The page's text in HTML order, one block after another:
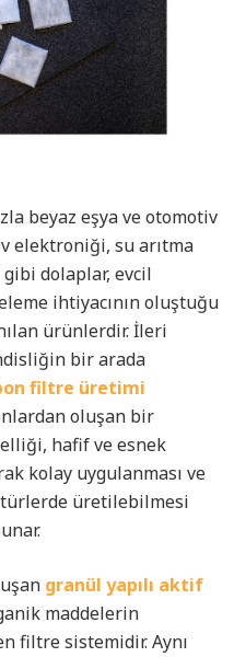
beyaz eşya ve otomotiv
elektroniği, su arıtma
dolaplar, evcil
ihtiyacının oluştuğu
ürünlerdir. İleri
bir arada
filtre üretimi
oluşan bir
hafif ve esnek
kolay uygulanması ve
türlerde üretilebilmesi
granül yapılı aktif
maddelerin
filtre sistemidir. Aynı